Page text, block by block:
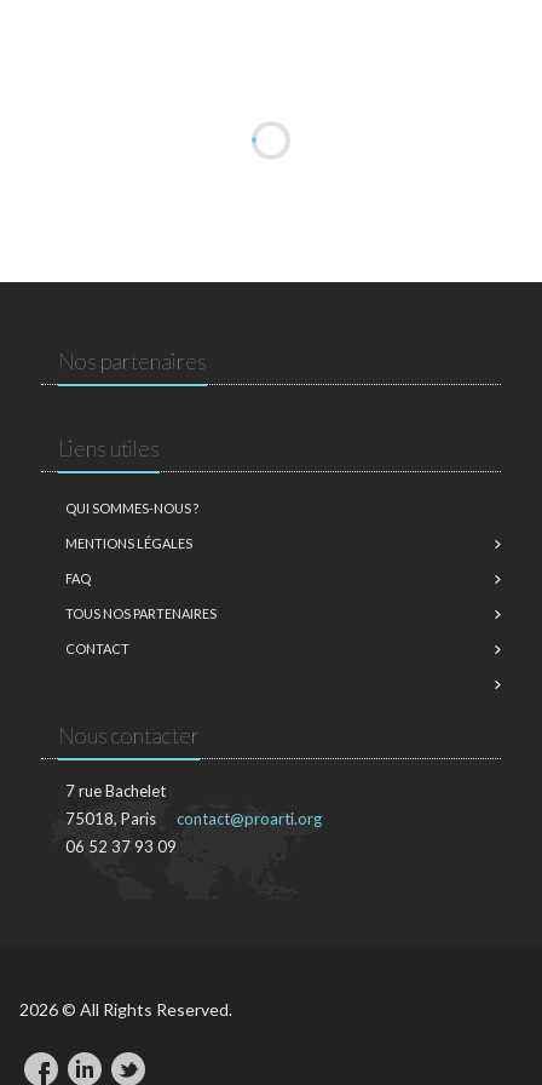
Nos partenaires
Liens utiles
QUI SOMMES-NOUS ?
MENTIONS LÉGALES
FAQ
TOUS NOS PARTENAIRES
CONTACT
Nous contacter
7 rue Bachelet
75018, Paris
06 52 37 93 09
contact@proarti.org
2026 © All Rights Reserved.